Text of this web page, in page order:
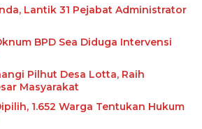
Lantik 31 Pejabat Administrator
BPD Sea Diduga Intervensi
Pilhut Desa Lotta, Raih
Masyarakat
1.652 Warga Tentukan Hukum